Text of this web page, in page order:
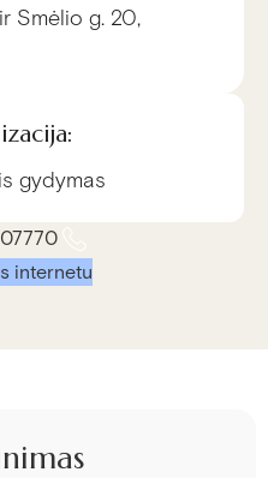
Smėlio g. 20,
gydymas
internetu